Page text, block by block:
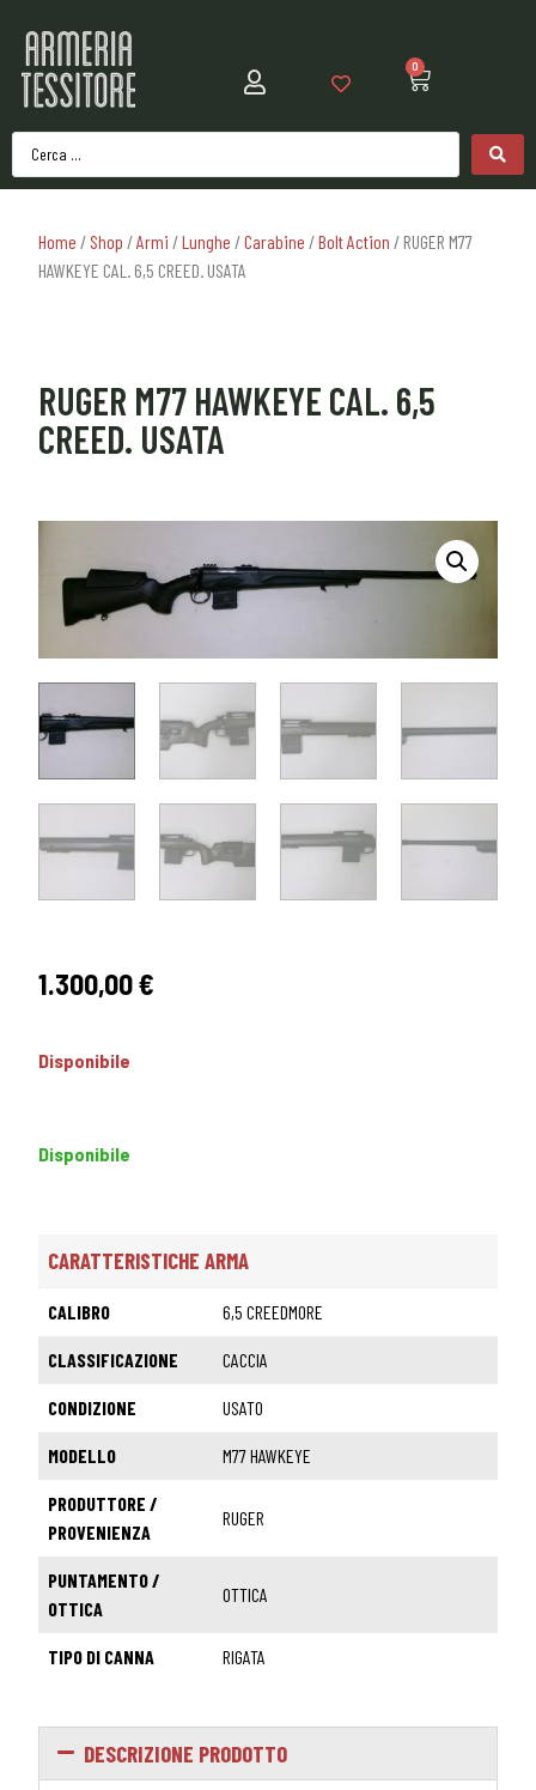
0
Home / Shop /Armi /Lunghe /Carabine /Bolt Action / RUGER M77
HAWKEYE CAL. 6,5 CREED. USATA
RUGER M77 HAWKEYE CAL. 6,5
CREED. USATA
1.300,00€
Disponibile
Disponibile
CARATTERISTICHE ARMA
CALIBRO 6,5 CREEDMORE
CLASSIFICAZIONE CACCIA
CONDIZIONE USATO
MODELLO M77 HAWKEYE
PRODUTTORE /
PROVENIENZA
RUGER
PUNTAMENTO /
OTTICA
OTTICA
TIPO DI CANNA RIGATA
DESCRIZIONE PRODOTTO